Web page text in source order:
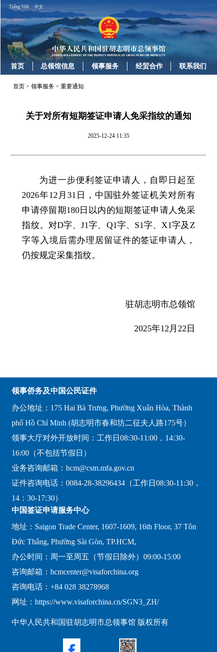
Tiếng Việt 中文
首页 总领馆信息 领事服务 经贸合作 联系我们
首页 >领事服务 >重要通知
关于对所有短期签证申请人免采指纹的通知
2025-12-24 11:35
为进一步便利签证申请人，自即日起至
2026年12月31日，中国驻外签证机关对所有
申请停留期180日以内的短期签证申请人免采
指纹。对D字、J1字、Q1字、S1字、X1字及Z
字等入境后需办理居留证件的签证申请人，
仍按规定采集指纹。
驻胡志明市总领馆
2025年12月22日
领事侨务及中国公民证件
办公地址：175 Hai Bà Trưng, Phường Xuân Hòa, Thành
phố Hồ Chí Minh (胡志明市春和坊二征夫人路175号）
领事大厅对外开放时间：工作日08:30-11:00，14:30-
16:00（不包括节假日）
业务咨询邮箱：hcm@csm.mfa.gov.cn
证件咨询电话：0084-28-38296434（工作日08:30-11:30，
14：30-17:30）
中国签证申请服务中心
地址：Saigon Trade Center, 1607-1609, 16th Floor, 37 Tôn
Đức Thắng, Phường Sài Gòn, TP.HCM,
办公时间：周一至周五（节假日除外）09:00-15:00
咨询邮箱：hcmcenter@visaforchina.org
咨询电话：+84 028 38278968
网址：https://www.visaforchina.cn/SGN3_ZH/
中华人民共和国驻胡志明市总领事馆 版权所有